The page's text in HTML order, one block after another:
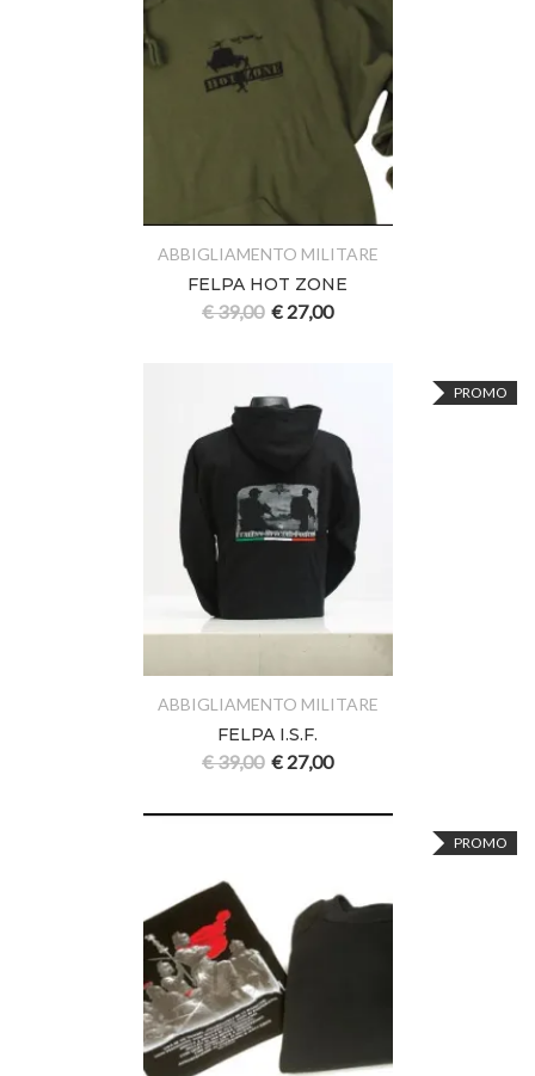
ABBIGLIAMENTO MILITARE
FELPA HOT ZONE
€39,00 € 27,00
PROMO
ABBIGLIAMENTO MILITARE
FELPA I.S.F.
€39,00 € 27,00
PROMO